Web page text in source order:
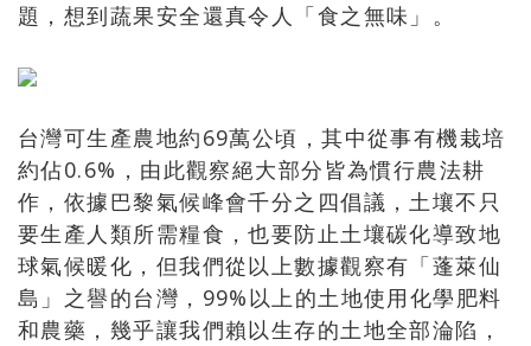
題，想到蔬果安全還真令人「食之無味」。
台灣可生產農地約69萬公頃，其中從事有機栽培
約佔0.6%，由此觀察絕大部分皆為慣行農法耕
作，依據巴黎氣候峰會千分之四倡議，土壤不只
要生產人類所需糧食，也要防止土壤碳化導致地
球氣候暖化，但我們從以上數據觀察有「蓬萊仙
島」之譽的台灣，99%以上的土地使用化學肥料
和農藥，幾乎讓我們賴以生存的土地全部淪陷，